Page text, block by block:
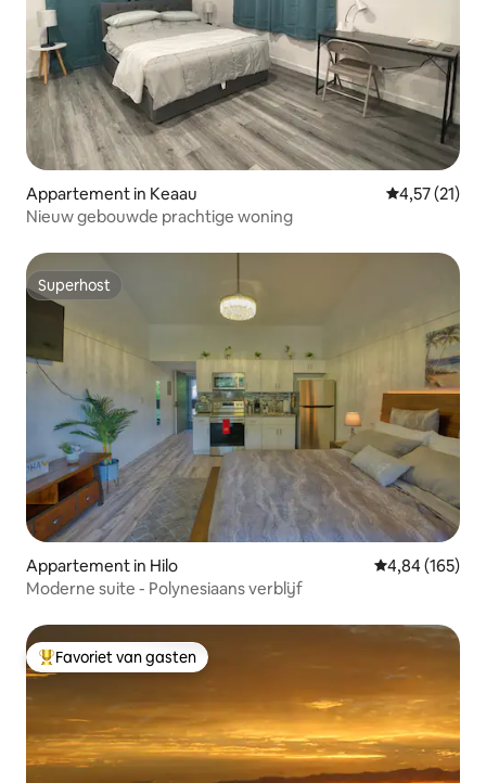
Appartement in Keaau Gemiddelde
4,57 (21)
Nieuw gebouwde prachtige woning
Superhost
Superhost
Appartement in Hilo Gemiddelde
4,84 (165)
Moderne suite - Polynesiaans verblijf
Topfavoriet van gasten
Favoriet van gasten